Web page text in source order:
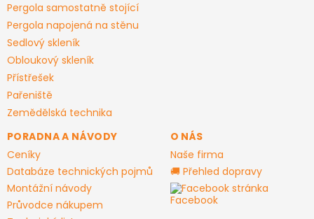
Pergola samostatně stojící
Pergola napojená na stěnu
Sedlový skleník
Obloukový skleník
Přístřešek
Pařeniště
Zemědělská technika
PORADNA A NÁVODY
Ceníky
Databáze technických pojmů
Montážní návody
Průvodce nákupem
O NÁS
Naše firma
🚚 Přehled dopravy
Facebook stránka